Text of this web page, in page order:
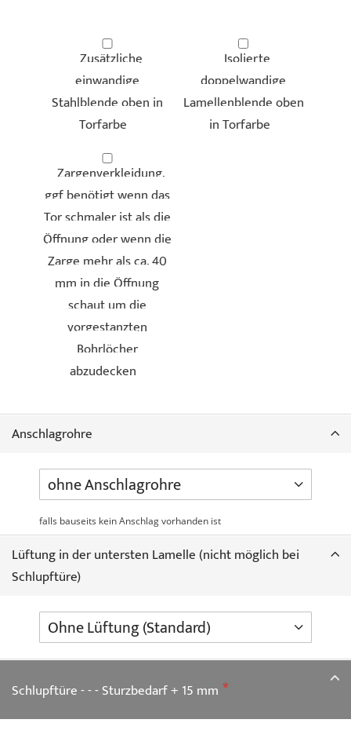
Duragrain - Rusty Oak Duragrain - Rusty Steel
Duragrain - Sapeli
Duragrain - Walnuss
Duragrain - Walnuss
Zusätzliche
einwandige
Stahlblende oben in
Torfarbe
Isolierte
doppelwandige
Lamellenblende oben
in Torfarbe
Zargenverkleidung,
ggf benötigt wenn das
Tor schmaler ist als die
Öffnung oder wenn die
Zarge mehr als ca. 40
mm in die Öffnung
schaut um die
vorgestanzten
Bohrlöcher
abzudecken
Anschlagrohre
falls bauseits kein Anschlag vorhanden ist
Lüftung in der untersten Lamelle (nicht möglich bei
Schlupftüre)
Schlupftüre - - - Sturzbedarf + 15 mm